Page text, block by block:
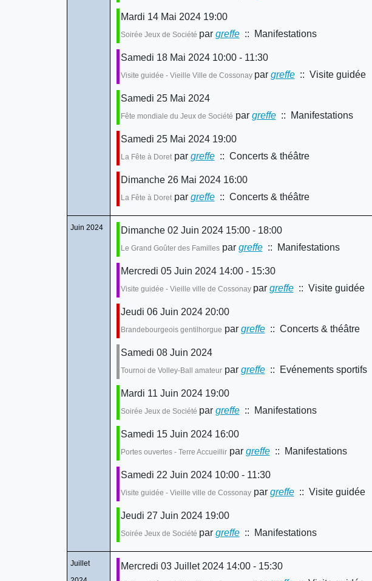
Mardi 14 Mai 2024 19:00
Soirée Jeux de Société par greffe:: Manifestations
Samedi 18 Mai 2024 10:00 - 11:30
Visite guidée - Vieille Ville de Cossonay par greffe:: Visite guidée
Samedi 25 Mai 2024
Fête mondiale du Jeux de Société par greffe:: Manifestations
Samedi 25 Mai 2024 19:00
La Fête à Doretpar greffe:: Concerts & théâtre
Dimanche 26 Mai 2024 16:00
La Fête à Doretpar greffe:: Concerts & théâtre
Juin 2024 Dimanche 02 Juin 2024 15:00 - 18:00
Le Grand Goûter des Famillespar greffe:: Manifestations
Mercredi 05 Juin 2024 14:00 - 15:30
Visite guidée - Vieille ville de Cossonay par greffe:: Visite guidée
Jeudi 06 Juin 2024 20:00
Brandebourgeois gentilhorgue par greffe:: Concerts & théâtre
Samedi 08 Juin 2024
Tournoi de Volley-Ball amateurpar greffe:: Evénements sportifs
Mardi 11 Juin 2024 19:00
Soirée Jeux de Société par greffe:: Manifestations
Samedi 15 Juin 2024 16:00
Portes ouvertes - Terre Accueillirpar greffe:: Manifestations
Samedi 22 Juin 2024 10:00 - 11:30
Visite guidée - Vieille ville de Cossonaypar greffe:: Visite guidée
Jeudi 27 Juin 2024 19:00
Soirée Jeux de Société par greffe:: Manifestations
Juillet
Mercredi 03 Juillet 2024 14:00 - 15:30